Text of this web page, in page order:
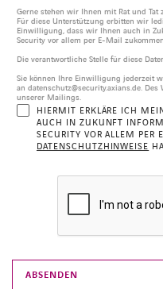
Gerne stehen wir Ihnen mit Rat und Tat
Für diese Unterstützung erbitten wir
Einwilligung, dass wir Ihnen auch in
Security vor allem per E-Mail
Die verantwortliche Stelle für diese
Sie können Ihre Einwilligung jederzeit
an datenschutz@security.axians.de.
unserer Mailings.
HIERMIT ERKLÄRE ICH
AUCH IN ZUKUNFT
SECURITY VOR ALLEM
DATENSCHUTZHINWEISE